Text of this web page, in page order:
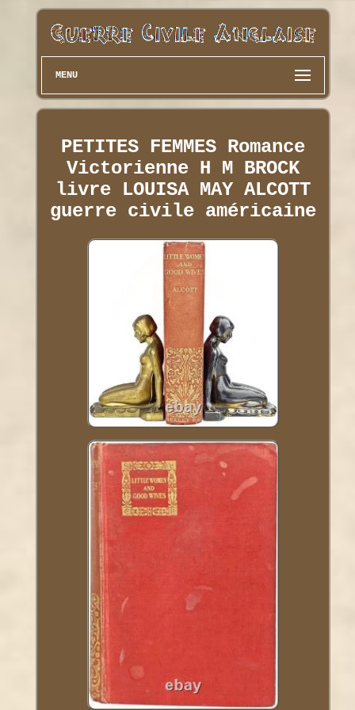
MENU
PETITES FEMMES Romance
Victorienne H M BROCK
livre LOUISA MAY ALCOTT
guerre civile américaine